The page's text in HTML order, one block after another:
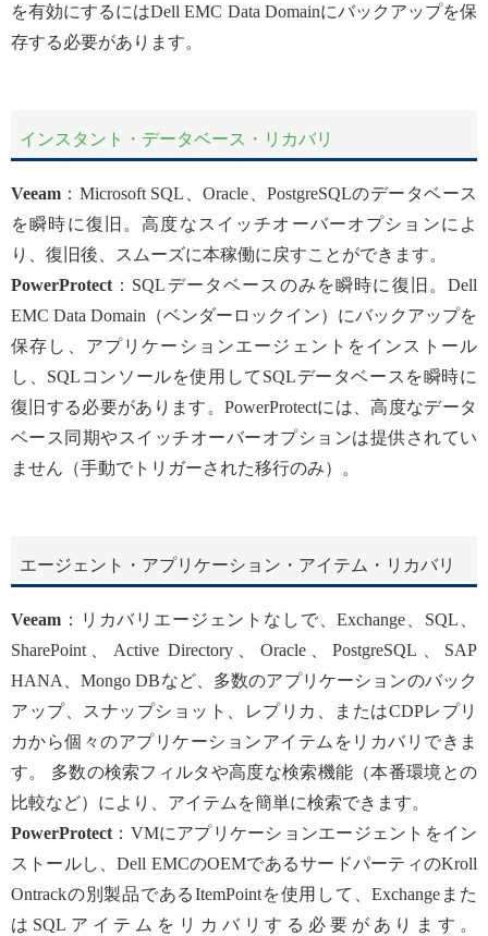
を有効にするにはDell EMC Data Domainにバックアップを保
存する必要があります。
インスタント・データベース・リカバリ
Veeam ：Microsoft SQL、Oracle、PostgreSQLのデータベース
を瞬時に復旧。高度なスイッチオーバーオプションによ
り、復旧後、スムーズに本稼働に戻すことができます。
PowerProtect ：SQLデータベースのみを瞬時に復旧。Dell
EMC Data Domain（ベンダーロックイン）にバックアップを
保存し、アプリケーションエージェントをインストール
し、SQLコンソールを使用してSQLデータベースを瞬時に
復旧する必要があります。PowerProtectには、高度なデータ
ベース同期やスイッチオーバーオプションは提供されてい
ません（手動でトリガーされた移行のみ）。
エージェント・アプリケーション・アイテム・リカバリ
Veeam ：リカバリエージェントなしで、Exchange、SQL、
SharePoint、Active Directory、Oracle、PostgreSQL、SAP
HANA、Mongo DBなど、多数のアプリケーションのバック
アップ、スナップショット、レプリカ、またはCDPレプリ
カから個々のアプリケーションアイテムをリカバリできま
す。 多数の検索フィルタや高度な検索機能（本番環境との
比較など）により、アイテムを簡単に検索できます。
PowerProtect ：VMにアプリケーションエージェントをイン
ストールし、Dell EMCのOEMであるサードパーティのKroll
Ontrackの別製品であるItemPointを使用して、Exchangeまた
はSQLアイテムをリカバリする必要があります。